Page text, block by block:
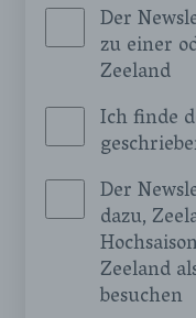
Der
zu einer
Zeeland
Ich finde
Der
dazu,
Zeeland
besuchen